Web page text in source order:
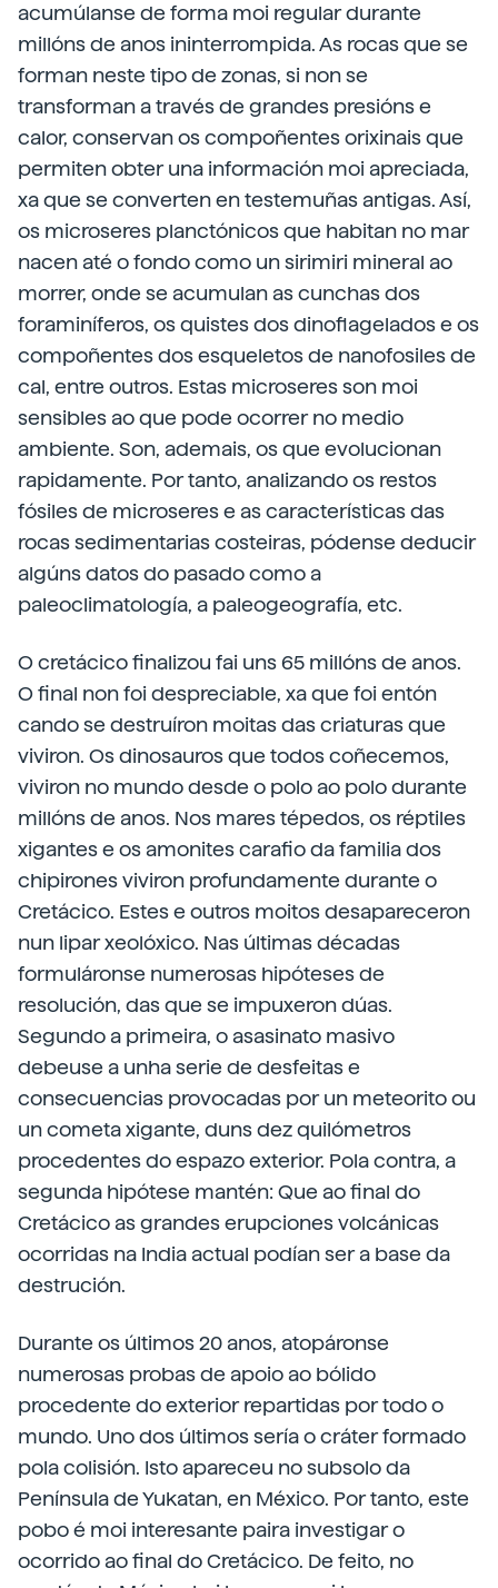
acumúlanse de forma moi regular durante
millóns de anos ininterrompida. As rocas que se
forman neste tipo de zonas, si non se
transforman a través de grandes presións e
calor, conservan os compoñentes orixinais que
permiten obter una información moi apreciada,
xa que se converten en testemuñas antigas. Así,
os microseres planctónicos que habitan no mar
nacen até o fondo como un sirimiri mineral ao
morrer, onde se acumulan as cunchas dos
foraminíferos, os quistes dos dinoflagelados e os
compoñentes dos esqueletos de nanofosiles de
cal, entre outros. Estas microseres son moi
sensibles ao que pode ocorrer no medio
ambiente. Son, ademais, os que evolucionan
rapidamente. Por tanto, analizando os restos
fósiles de microseres e as características das
rocas sedimentarias costeiras, pódense deducir
algúns datos do pasado como a
paleoclimatología, a paleogeografía, etc.
O cretácico finalizou fai uns 65 millóns de anos.
O final non foi despreciable, xa que foi entón
cando se destruíron moitas das criaturas que
viviron. Os dinosauros que todos coñecemos,
viviron no mundo desde o polo ao polo durante
millóns de anos. Nos mares tépedos, os réptiles
xigantes e os amonites carafio da familia dos
chipirones viviron profundamente durante o
Cretácico. Estes e outros moitos desapareceron
nun lipar xeolóxico. Nas últimas décadas
formuláronse numerosas hipóteses de
resolución, das que se impuxeron dúas.
Segundo a primeira, o asasinato masivo
debeuse a unha serie de desfeitas e
consecuencias provocadas por un meteorito ou
un cometa xigante, duns dez quilómetros
procedentes do espazo exterior. Pola contra, a
segunda hipótese mantén: Que ao final do
Cretácico as grandes erupciones volcánicas
ocorridas na India actual podían ser a base da
destrución.
Durante os últimos 20 anos, atopáronse
numerosas probas de apoio ao bólido
procedente do exterior repartidas por todo o
mundo. Uno dos últimos sería o cráter formado
pola colisión. Isto apareceu no subsolo da
Península de Yukatan, en México. Por tanto, este
pobo é moi interesante paira investigar o
ocorrido ao final do Cretácico. De feito, no